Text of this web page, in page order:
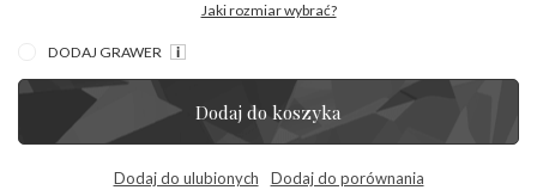
Jaki rozmiar wybrać?
DODAJ GRAWER
Dodaj do koszyka
Dodaj do ulubionych Dodaj do porównania